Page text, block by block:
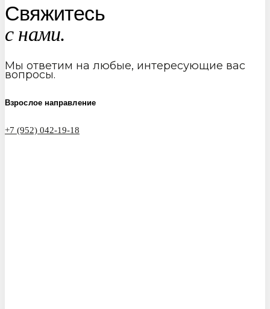
Свяжитесь
с нами.
Мы ответим на любые, интересующие вас
вопросы.
Взрослое направление
+7 (952) 042-19-18